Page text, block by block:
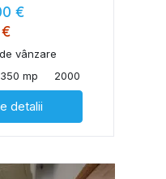
€
vânzare
350 mp 2000
detalii